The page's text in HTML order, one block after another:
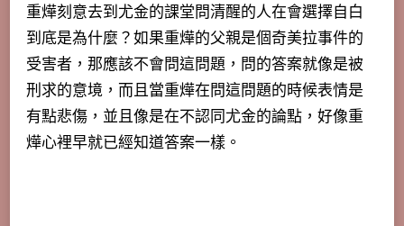
重燁刻意去到尤金的課堂問清醒的人在會選擇自白
到底是為什麼？如果重燁的父親是個奇美拉事件的
受害者，那應該不會問這問題，問的答案就像是被
刑求的意境，而且當重燁在問這問題的時候表情是
有點悲傷，並且像是在不認同尤金的論點，好像重
燁心裡早就已經知道答案一樣。